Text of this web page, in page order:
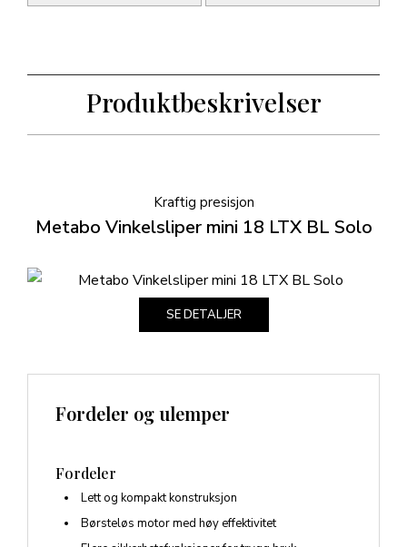
Produktbeskrivelser
Kraftig presisjon
Metabo Vinkelsliper mini 18 LTX BL Solo
Fordeler og ulemper
Fordeler
Lett og kompakt konstruksjon
Børsteløs motor med høy effektivitet
SE DETALJER